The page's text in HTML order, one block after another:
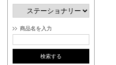
商品名を入力